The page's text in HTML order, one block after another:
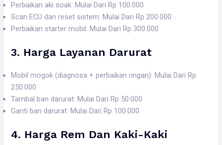
Perbaikan aki soak: Mulai Dari Rp 100.000
Scan ECU dan reset sistem: Mulai Dari Rp 200.000
Perbaikan starter mobil: Mulai Dari Rp 300.000
3. Harga Layanan Darurat
Mobil mogok (diagnosa + perbaikan ringan): Mulai Dari Rp
250.000
Tambal ban darurat: Mulai Dari Rp 50.000
Ganti ban darurat: Mulai Dari Rp 100.000
4. Harga Rem Dan Kaki-Kaki